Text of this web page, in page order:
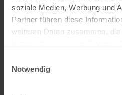
soziale Medien, Werbung und
Partner führen diese
weiteren Daten zusammen,
Notwendig